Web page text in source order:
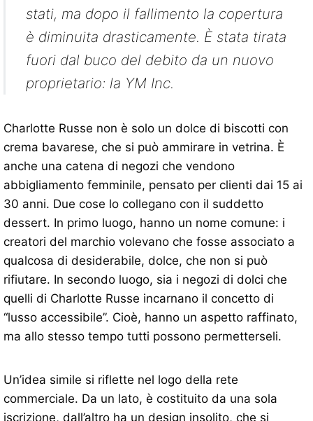
stati, ma dopo il fallimento la copertura
è diminuita drasticamente. È stata tirata
fuori dal buco del debito da un nuovo
proprietario: la YM Inc.
Charlotte Russe non è solo un dolce di biscotti con
crema bavarese, che si può ammirare in vetrina. È
anche una catena di negozi che vendono
abbigliamento femminile, pensato per clienti dai 15 ai
30 anni. Due cose lo collegano con il suddetto
dessert. In primo luogo, hanno un nome comune: i
creatori del marchio volevano che fosse associato a
qualcosa di desiderabile, dolce, che non si può
rifiutare. In secondo luogo, sia i negozi di dolci che
quelli di Charlotte Russe incarnano il concetto di
“lusso accessibile”. Cioè, hanno un aspetto raffinato,
ma allo stesso tempo tutti possono permetterseli.
Un’idea simile si riflette nel logo della rete
commerciale. Da un lato, è costituito da una sola
iscrizione, dall’altro ha un design insolito, che si